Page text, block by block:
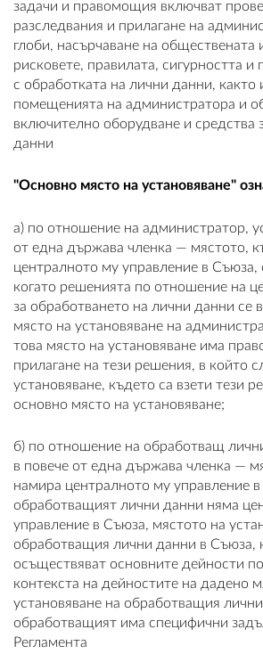
задачи и правомощия включват
разследвания и прилагане на
глоби, насърчаване на обществената
рисковете, правилата, сигурността и
с обработката на лични данни, както
помещенията на администратора и
включително оборудване и средства
данни
"Основно място на установяване"
а) по отношение на администратор,
от една държава членка — мястото,
централното му управление в Съюза,
когато решенията по отношение на
за обработването на лични данни се
място на установяване на
това място на установяване има
прилагане на тези решения, в който
установяване, където са взети тези
основно място на установяване;
б) по отношение на обработващ
в повече от една държава членка —
намира централното му управление
обработващият лични данни няма
управление в Съюза, мястото на
обработващия лични данни в Съюза,
осъществяват основните дейности
контекста на дейностите на дадено
установяване на обработващия
обработващият има специфични
Регламента